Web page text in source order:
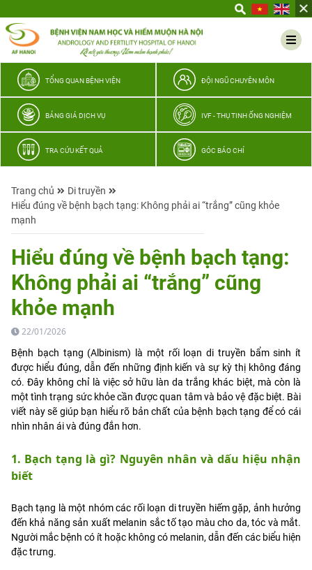
thương
TỔNG QUAN BỆNH VIỆN ĐỘI NGŨ CHUYÊN MÔN
BẢNG GIÁ DỊCH VỤ IVF - THỤ TINH ỐNG NGHIỆM
TRA CỨU KẾT QUẢ GÓC BÁO CHÍ
Trang chủ
Di truyền
Hiểu đúng về bệnh bạch tạng: Không phải ai “trắng” cũng khỏe
mạnh
Hiểu đúng về bệnh bạch tạng:
Không phải ai “trắng” cũng
khỏe mạnh
22/01/2026
Bệnh bạch tạng (Albinism) là một rối loạn di truyền bẩm sinh ít
được hiểu đúng, dẫn đến những định kiến và sự kỳ thị không đáng
có. Đây không chỉ là việc sở hữu làn da trắng khác biệt, mà còn là
một tình trạng sức khỏe cần được quan tâm và bảo vệ đặc biệt. Bài
viết này sẽ giúp bạn hiểu rõ bản chất của bệnh bạch tạng để có cái
nhìn nhân ái và đúng đắn hơn.
1. Bạch tạng là gì? Nguyên nhân và dấu hiệu nhận
biết
Bạch tạng là một nhóm các rối loạn di truyền hiếm gặp, ảnh hưởng
đến khả năng sản xuất melanin sắc tố tạo màu cho da, tóc và mắt.
Người mắc bệnh có ít hoặc không có melanin, dẫn đến các biểu hiện
đặc trưng.